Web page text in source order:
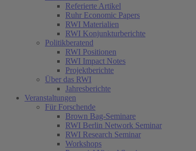
Referierte Artikel
Ruhr Economic Papers
RWI Materialien
RWI Konjunkturberichte
Politikberatend
RWI Positionen
RWI Impact Notes
Projektberichte
Über das RWI
Jahresberichte
Veranstaltungen
Für Forschende
Brown Bag-Seminare
RWI Berlin Network Seminar
RWI Research Seminar
Workshops